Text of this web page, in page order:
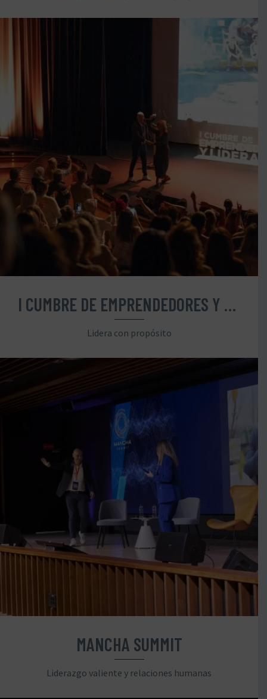
I CUMBRE DE EMPRENDEDORES Y LIDERAZGO
Lidera con propósito
MANCHA SUMMIT
Liderazgo valiente y relaciones humanas